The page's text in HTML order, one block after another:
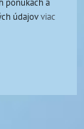
údajovviac